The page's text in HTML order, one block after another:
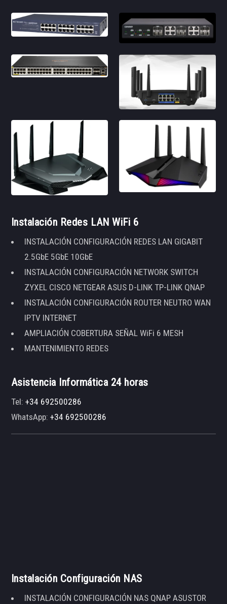
Instalación Redes LAN WiFi 6
INSTALACIÓN CONFIGURACIÓN REDES LAN GIGABIT
2.5GbE 5GbE 10GbE
INSTALACIÓN CONFIGURACIÓN NETWORK SWITCH
ZYXEL CISCO NETGEAR ASUS D-LINK TP-LINK QNAP
INSTALACIÓN CONFIGURACIÓN ROUTER NEUTRO WAN
IPTV INTERNET
AMPLIACIÓN COBERTURA SEÑAL WiFi 6 MESH
MANTENIMIENTO REDES
Asistencia Informática 24 horas
Tel:+34 692500286
WhatsApp:+34 692500286
Instalación Configuración NAS
INSTALACIÓN CONFIGURACIÓN NAS QNAP ASUSTOR